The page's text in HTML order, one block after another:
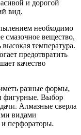
и дорогой
вид.
необходимо
смазочное вещество,
температура.
предотвратить
качество
разные формы,
фигурные. Выбор
Алмазные сверла
видами
и перфораторы.